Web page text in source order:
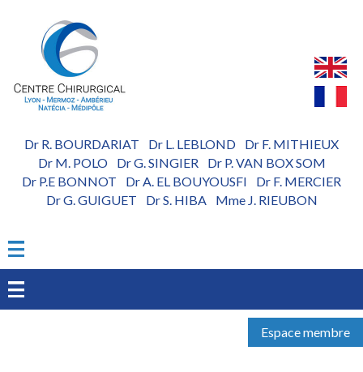
Dr R. BOURDARIAT Dr L. LEBLOND
Dr F. MITHIEUX
Dr M. POLO- Dr G. SINGIER- Dr P. VAN BOX SOM
Dr P.E BONNOT
Dr A. EL BOUYOUSFI
Dr F. MERCIER
Dr G. GUIGUET
Dr S. HIBA- Mme J. RIEUBON
Espace membre